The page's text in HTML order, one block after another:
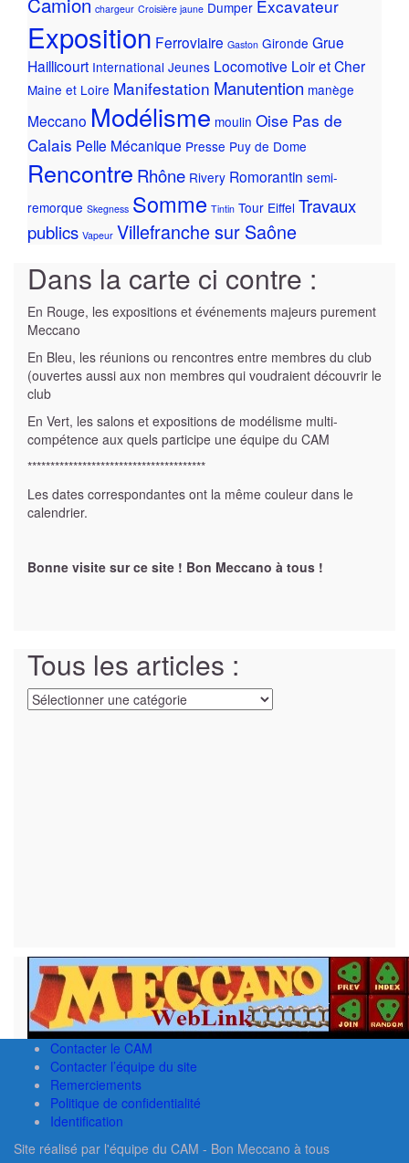
chargeur Croisière jaune Dumper Excavateur
Exposition Ferroviaire Gaston Gironde Grue
Haillicourt International Jeunes Locomotive Loir et Cher
Maine et Loire Manifestation Manutention manège
Meccano Modélisme moulin Oise Pas de
Calais Pelle Mécanique Presse Puy de Dome
Rencontre Rhône Rivery Romorantin semi-
remorque Skegness Somme Tintin Tour Eiffel Travaux
publics Vapeur Villefranche sur Saône
Dans la carte ci contre :
En Rouge, les expositions et événements majeurs purement
Meccano
En Bleu, les réunions ou rencontres entre membres du club
(ouvertes aussi aux non membres qui voudraient découvrir le
club
En Vert, les salons et expositions de modélisme multi-
compétence aux quels participe une équipe du CAM
***************************************
Les dates correspondantes ont la même couleur dans le
calendrier.
Bonne visite sur ce site ! Bon Meccano à tous !
Tous les articles :
Tous
les
Contacter le CAM
Contacter l’équipe du site
Remerciements
Politique de confidentialité
Identification
Site réalisé par l'équipe du CAM - Bon Meccano à tous